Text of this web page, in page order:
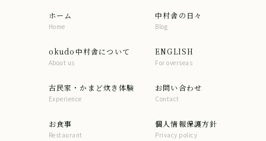
ホーム
Home
中村舎の日々
Blog
okudo中村舎について
About us
ENGLISH
For overseas
古民家・かまど炊き体験
Experience
お問い合わせ
Contact
お食事
Restaurant
個人情報保護方針
Privacy policy